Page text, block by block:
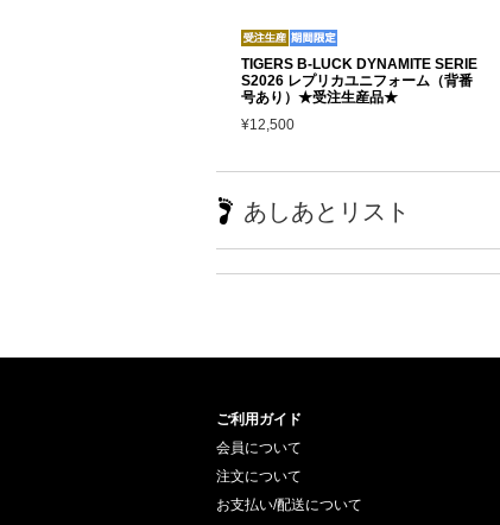
TIGERS B-LUCK DYNAMITE SERIE
S2026 レプリカユニフォーム（背番
号あり）★受注生産品★
¥12,500
あしあとリスト
ご利用ガイド
会員について
注文について
お支払い/配送について